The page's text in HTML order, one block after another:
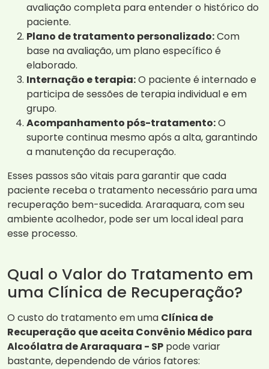
avaliação completa para entender o histórico do
paciente.
Plano de tratamento personalizado:Com
base na avaliação, um plano específico é
elaborado.
Internação e terapia:O paciente é internado e
participa de sessões de terapia individual e em
grupo.
Acompanhamento pós-tratamento:O
suporte continua mesmo após a alta, garantindo
a manutenção da recuperação.
Esses passos são vitais para garantir que cada
paciente receba o tratamento necessário para uma
recuperação bem-sucedida. Araraquara, com seu
ambiente acolhedor, pode ser um local ideal para
esse processo.
Qual o Valor do Tratamento em
uma Clínica de Recuperação?
O custo do tratamento em uma Clínica de
Recuperação que aceita Convênio Médico para
Alcoólatra de Araraquara - SP pode variar
bastante, dependendo de vários fatores: